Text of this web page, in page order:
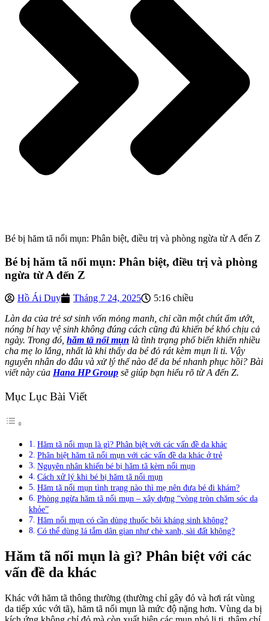
Bé bị hăm tã nổi mụn: Phân biệt, điều trị và phòng ngừa từ A đến Z
Bé bị hăm tã nổi mụn: Phân biệt, điều trị và phòng
ngừa từ A đến Z
Hồ Ái Duy Tháng 7 24, 2025
5:16 chiều
Làn da của trẻ sơ sinh vốn mỏng manh, chỉ cần một chút ẩm ướt,
nóng bí hay vệ sinh không đúng cách cũng đủ khiến bé khó chịu cả
ngày. Trong đó, hăm tã nổi mụn là tình trạng phổ biến khiến nhiều
cha mẹ lo lắng, nhất là khi thấy da bé đỏ rát kèm mụn li ti. Vậy
nguyên nhân do đâu và xử lý thế nào để da bé nhanh phục hồi? Bài
viết này của Hana HP Group sẽ giúp bạn hiểu rõ từ A đến Z.
Mục Lục Bài Viết
Hăm tã nổi mụn là gì? Phân biệt với các vấn đề da khác
Phân biệt hăm tã nổi mụn với các vấn đề da khác ở trẻ
Nguyên nhân khiến bé bị hăm tã kèm nổi mụn
Cách xử lý khi bé bị hăm tã nổi mụn
Hăm tã nổi mụn tình trạng nào thì mẹ nên đưa bé đi khám?
Phòng ngừa hăm tã nổi mụn – xây dựng “vòng tròn chăm sóc da
khỏe”
Hăm nổi mụn có cần dùng thuốc bôi kháng sinh không?
Có thể dùng lá tắm dân gian như chè xanh, sài đất không?
Hăm tã nổi mụn là gì? Phân biệt với các
vấn đề da khác
Khác với hăm tã thông thường (thường chỉ gây đỏ và hơi rát vùng
da tiếp xúc với tã), hăm tã nổi mụn là mức độ nặng hơn. Vùng da bị